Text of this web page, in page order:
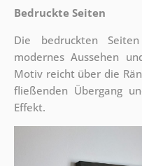
Bedruckte Seiten
Die bedruckten
modernes Aussehen
Motiv reicht über die
fließenden Übergang
Effekt.